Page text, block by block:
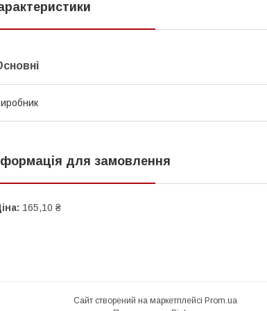
для замовлення
165,10 ₴
Сайт створений на маркетплейсі Prom.ua